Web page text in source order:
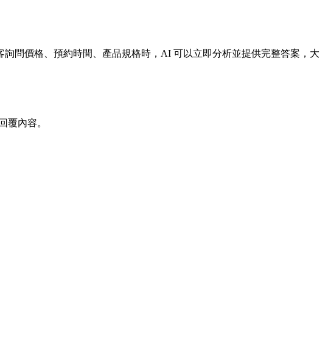
問價格、預約時間、產品規格時，AI 可以立即分析並提供完整答案，大
覆內容。